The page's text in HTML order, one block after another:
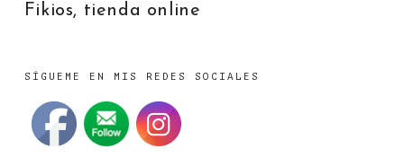
Fikios, tienda online
SÍGUEME EN MIS REDES SOCIALES